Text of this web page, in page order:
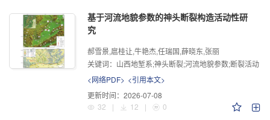
基于河流地貌参数的神头断裂构造活动性研
究
郝雪景,扈桂让,牛艳杰,任瑞国,薛晓东,张丽
关键词： 山西地堑系;神头断裂;河流地貌参数;断裂活动
<网络PDF> <引用本文>
更新时间： 2026-07-08
32
| 12 | 0